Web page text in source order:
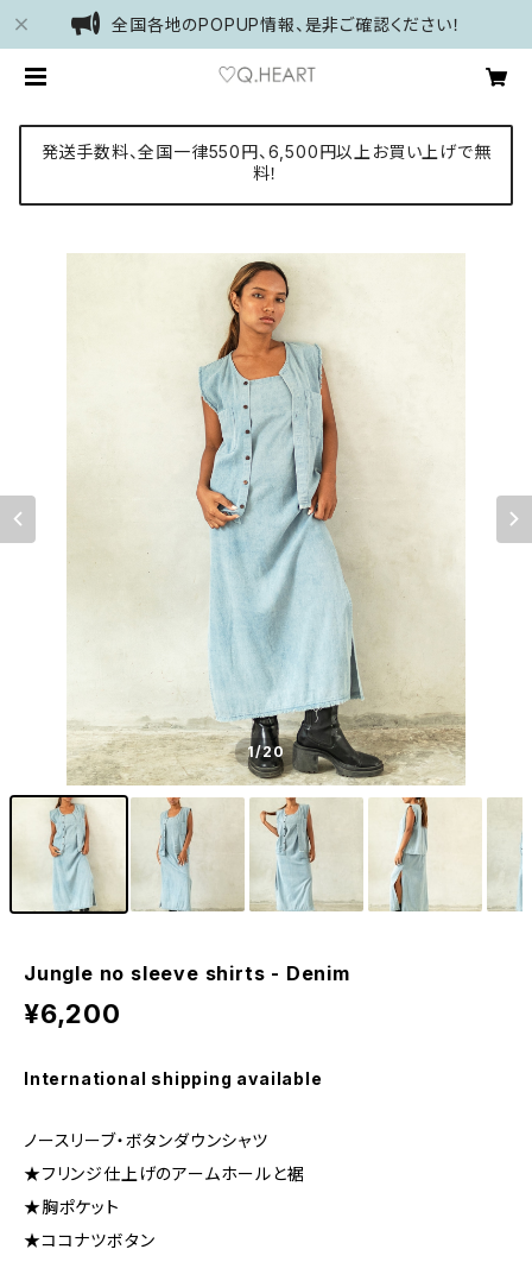
全国各地のPOPUP情報、是非ご確認ください！
発送手数料、全国一律550円、6,500円以上お買い上げで無
料！
1/20
Jungle no sleeve shirts - Denim
¥6,200
International shipping available
ノースリーブ・ボタンダウンシャツ
★フリンジ仕上げのアームホールと裾
★胸ポケット
★ココナツボタン